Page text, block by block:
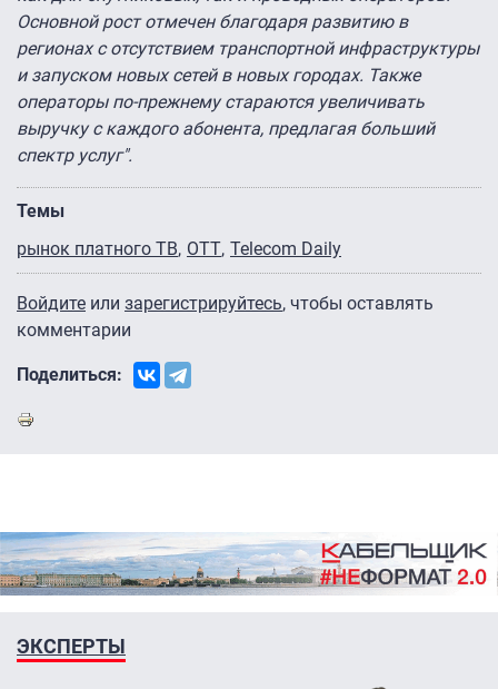
Основной рост отмечен благодаря развитию в
регионах с отсутствием транспортной инфраструктуры
и запуском новых сетей в новых городах. Также
операторы по-прежнему стараются увеличивать
выручку с каждого абонента, предлагая больший
спектр услуг".
Темы
рынок платного ТВ OTT Telecom Daily
Войдите или зарегистрируйтесь, чтобы оставлять
комментарии
Поделиться:
ЭКСПЕРТЫ